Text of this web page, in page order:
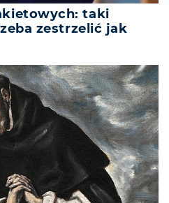
taki
zestrzelić jak